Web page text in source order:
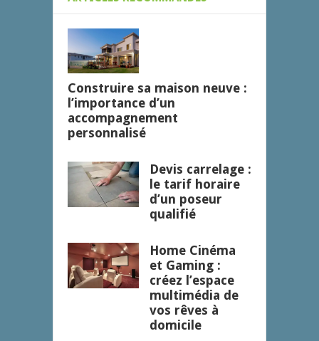
Construire sa maison neuve :
l’importance d’un
accompagnement
personnalisé
Devis carrelage :
le tarif horaire
d’un poseur
qualifié
Home Cinéma
et Gaming :
créez l’espace
multimédia de
vos rêves à
domicile